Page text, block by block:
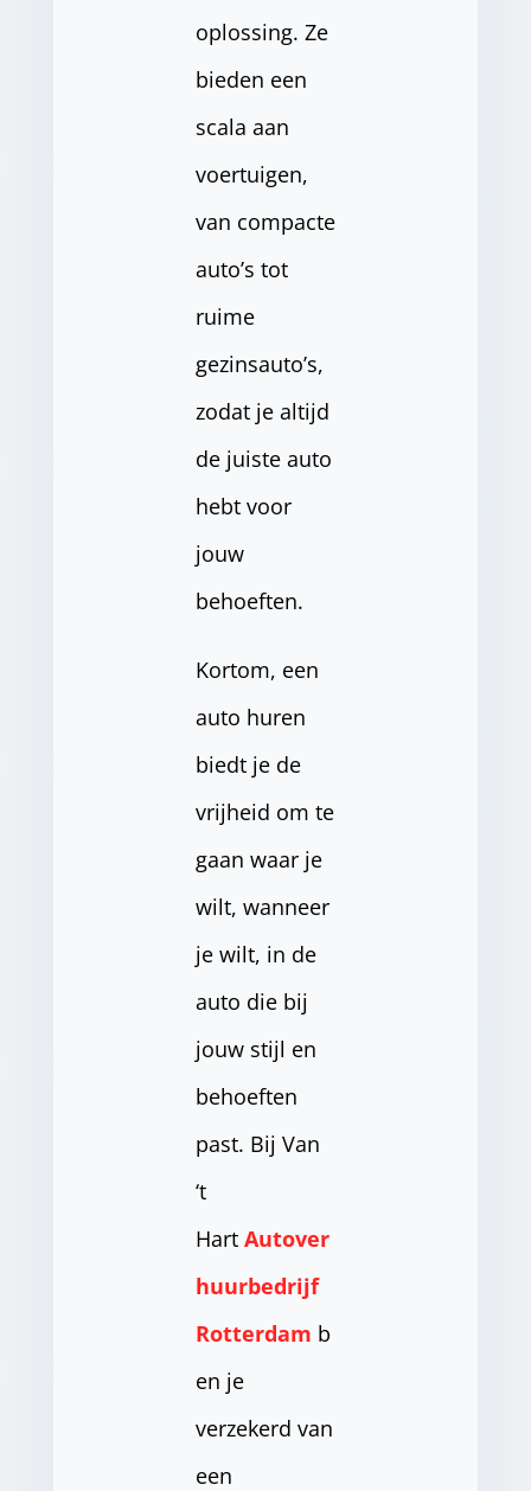
oplossing. Ze
bieden een
scala aan
voertuigen,
van compacte
auto’s tot
ruime
gezinsauto’s,
zodat je altijd
de juiste auto
hebt voor
jouw
behoeften.
Kortom, een
auto huren
biedt je de
vrijheid om te
gaan waar je
wilt, wanneer
je wilt, in de
auto die bij
jouw stijl en
behoeften
past. Bij Van
‘t
Hart Autover
huurbedrijf
Rotterdam b
en je
verzekerd van
een